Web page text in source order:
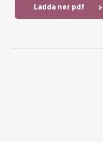
Ladda ner pdf